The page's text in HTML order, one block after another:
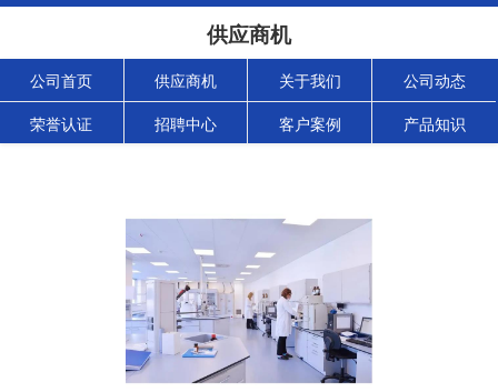
供应商机
公司首页 供应商机 关于我们 公司动态
荣誉认证 招聘中心 客户案例 产品知识